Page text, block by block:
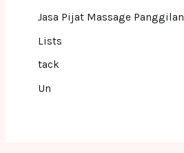
Jasa Pijat Massage Panggilan
Lists
tack
Un